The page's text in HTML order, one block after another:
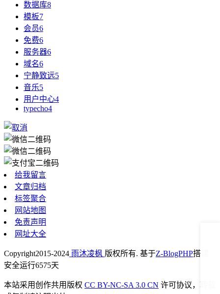
数据库8
模板7
会员6
免费6
服务器6
域名6
宁静致远5
音乐5
用户中心4
typecho4
给我留言
文章归档
标签聚合
网站地图
免责声明
网址大全
Copyright2015-2024 雨沐凌枫 版权所有. 基于Z-BlogPHP搭建
安全运行6575天
本站采用创作共用版权 CC BY-NC-SA 3.0 CN 许可协议，转载